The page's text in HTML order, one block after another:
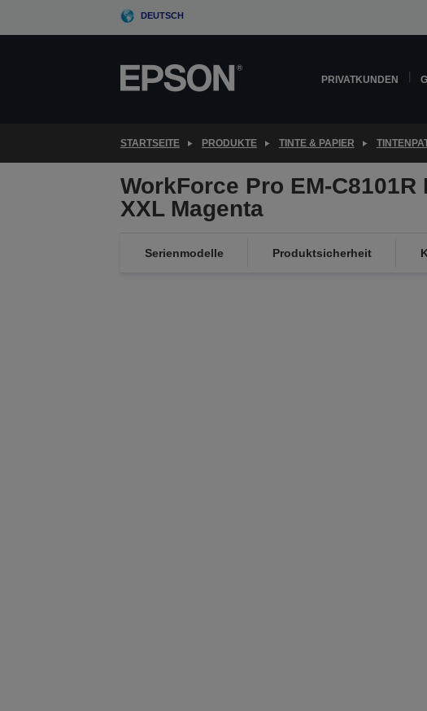
DEUTSCH
PRIVATKUNDEN
STARTSEITE PRODUKTE TINTE & PAPIER
WorkForce Pro EM-C8101R
XXL Magenta
Serienmodelle Produktsicherheit